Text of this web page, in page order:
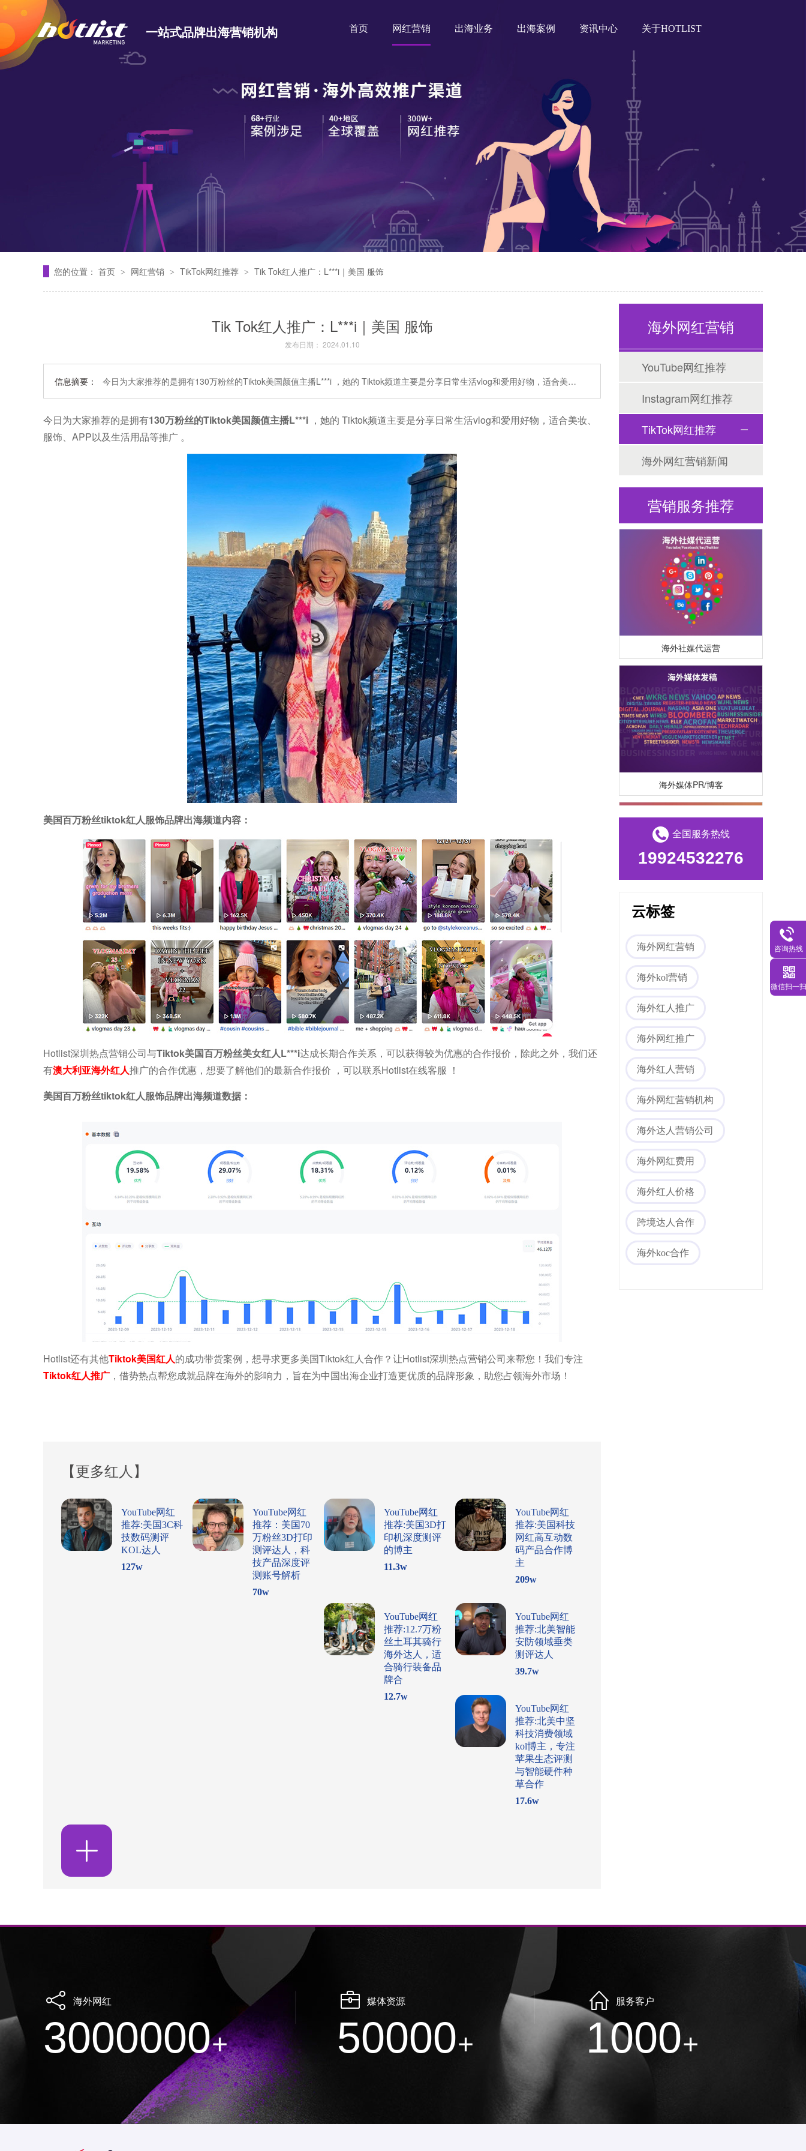
一站式品牌出海营销机构 首页 网红营销 出海业务 出海案例 资讯中心 关于HOTLIST
您的位置： 首页 > 网红营销 > TikTok网红推荐 > Tik Tok红人推广：L***i｜美国 服饰
Tik Tok红人推广：L***i｜美国 服饰
发布日期： 2024.01.10
信息摘要： 今日为大家推荐的是拥有130万粉丝的Tiktok美国颜值主播L***i ，她的 Tiktok频道主要是分享日常生活vlog和爱用好物，适合美…
今日为大家推荐的是拥有130万粉丝的Tiktok美国颜值主播L***i ，她的 Tiktok频道主要是分享日常生活vlog和爱用好物，适合美妆、
服饰、APP以及生活用品等推广 。
美国百万粉丝tiktok红人服饰品牌出海频道内容：
Hotlist深圳热点营销公司与Tiktok美国百万粉丝美女红人L***i达成长期合作关系，可以获得较为优惠的合作报价，除此之外，我们还
有澳大利亚海外红人推广的合作优惠，想要了解他们的最新合作报价 ，可以联系Hotlist在线客服 ！
美国百万粉丝tiktok红人服饰品牌出海频道数据：
Hotlist还有其他Tiktok美国红人的成功带货案例，想寻求更多美国Tiktok红人合作？让Hotlist深圳热点营销公司来帮您！我们专注
Tiktok红人推广 ，借势热点帮您成就品牌在海外的影响力，旨在为中国出海企业打造更优质的品牌形象，助您占领海外市场！
【更多红人】
YouTube网红
推荐:美国3C科
技数码测评
KOL达人
127w
YouTube网红
推荐：美国70
万粉丝3D打印
测评达人，科
技产品深度评
测账号解析
70w
YouTube网红
推荐:美国3D打
印机深度测评
的博主
11.3w
YouTube网红
推荐:美国科技
网红高互动数
码产品合作博
主
209w
YouTube网红
推荐:12.7万粉
丝土耳其骑行
海外达人，适
合骑行装备品
牌合
12.7w
YouTube网红
推荐:北美智能
安防领域垂类
测评达人
39.7w
YouTube网红
推荐:北美中坚
科技消费领域
kol博主，专注
苹果生态评测
与智能硬件种
草合作
17.6w
海外网红营销
YouTube网红推荐
Instagram网红推荐
TikTok网红推荐
海外网红营销新闻
营销服务推荐
Tiktok海外营销
海外网红营销
海外社媒代运营
海外媒体PR/博客
Tiktok海外营销
海外社媒代运营
全国服务热线
19924532276
云标签
海外网红营销
海外kol营销
海外红人推广
海外网红推广
海外红人营销
海外网红营销机构
海外达人营销公司
海外网红费用
海外红人价格
跨境达人合作
海外koc合作
海外网红
3000000+
媒体资源
50000+
服务客户
1000+
咨询热线
微信扫一扫